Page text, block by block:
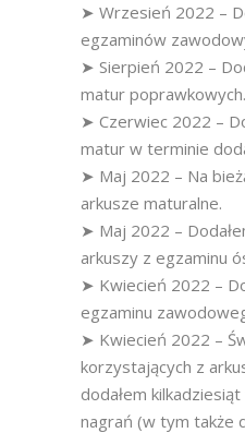
➤ Wrzesień 2022 –
egzaminów
➤ Sierpień 2022 –
matur poprawkowych.
➤ Czerwiec 2022 –
matur w terminie
➤ Maj 2022 – Na
arkusze maturalne.
➤ Maj 2022 –
arkuszy z egzaminu
➤ Kwiecień 2022 –
egzaminu
➤ Kwiecień 2022 –
korzystających z
dodałem
nagrań (w tym także